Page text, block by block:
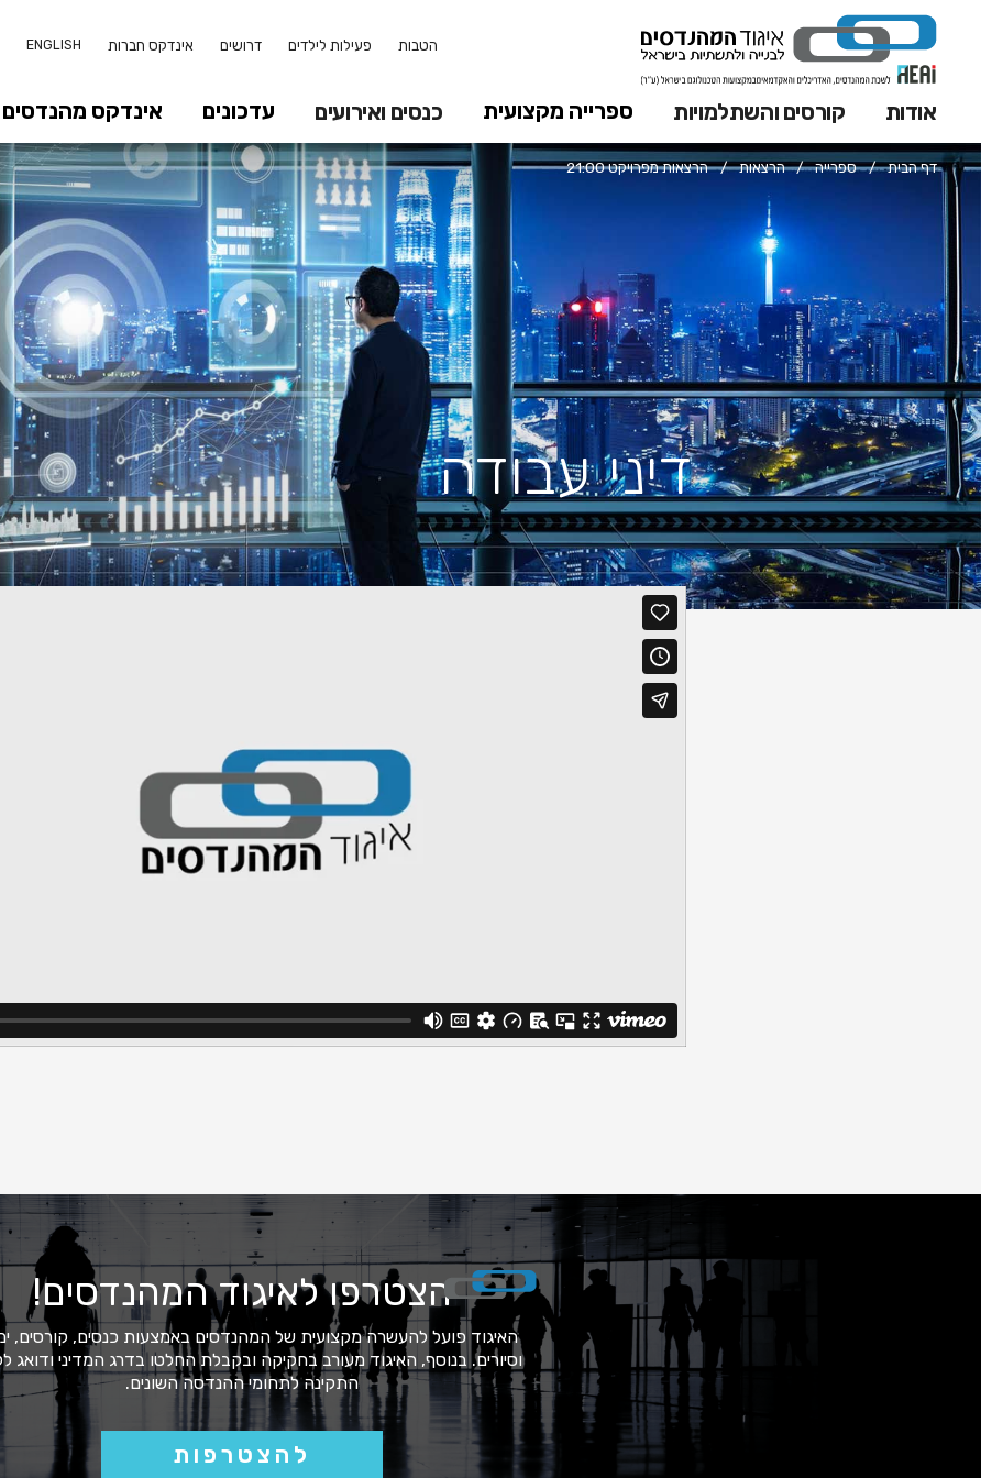
הטבות פעילות לילדים דרושים אינדקס חברות ENGLISH
אודות קורסים והשתלמויות ספרייה מקצועית כנסים ואירועים עדכונים אינדקס מהנדסים
דף הבית / ספרייה / הרצאות / הרצאות מפרויקט 21:00
דיני עבודה
הצטרפו לאיגוד המהנדסים!
האיגוד פועל להעשרה מקצועית של המהנדסים באמצעות כנסים, קורסים, ימי
וסיורים. בנוסף, האיגוד מעורב בחקיקה ובקבלת החלטו בדרג המדיני ודואג
התקינה לתחומי ההנדסה השונים.
להצטרפות